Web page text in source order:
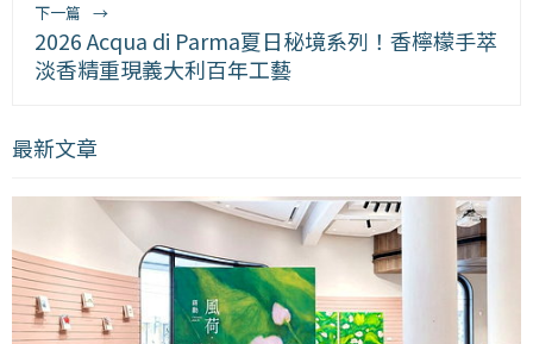
下一篇 →
2026 Acqua di Parma夏日秘境系列！香檸檬手萃
淡香精重現義大利百年工藝
最新文章